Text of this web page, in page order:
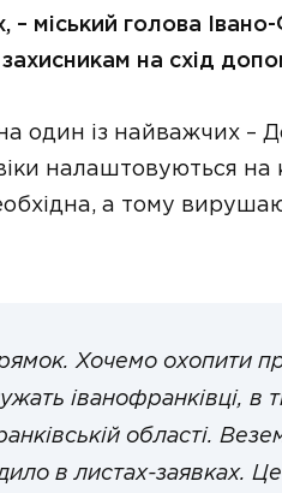
– міський голова
на схід
один із найважчих –
налаштовуються
а тому
Хочемо охопити
іванофранківці, в
області.
в листах-заявках.